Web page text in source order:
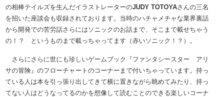
の相棒テイルズを生んだイラストレーターのJUDY TOTOYAさんの三名
を招いた座談会も収録されております。当時のハチャメチャな業界裏話
から開発での苦労話さらにはソニックのお話まで、そこまで載せちゃう
の！？ というものまで載っちゃってます（赤いソニック！？）。
さらにさらに世にも珍しいゲームブック『ファンタシースター アリ
サの冒険』のフローチャートのコーナーまで付いちゃっています。持っ
ている人は本を引っ張り出してきて横に置きながら眺めてみたり、持っ
てない人はどうなってるのかを想像して読むことのできる楽しいコーナ